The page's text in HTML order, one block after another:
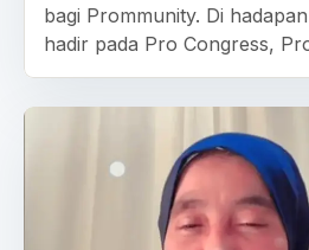
bagi Prommunity. Di
hadir pada Pro Congress,